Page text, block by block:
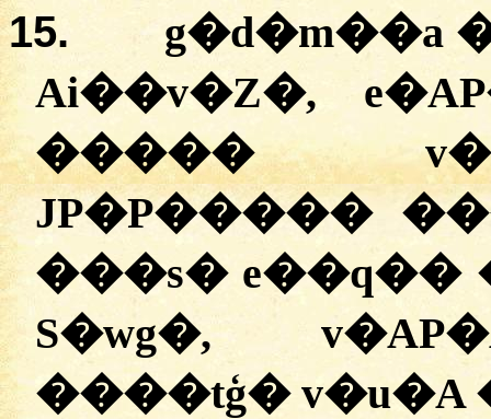
15. g�d�m��a
Ai��v�Z�,
�����
JP�P������
���s� e��q��
S�wg�,
����tģ� v�u�A